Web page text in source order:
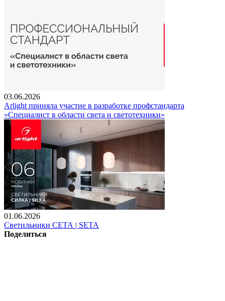
03.06.2026
Arlight приняла участие в разработке профстандарта
«Специалист в области света и светотехники»
01.06.2026
Светильники СЕТА | SETA
Поделиться